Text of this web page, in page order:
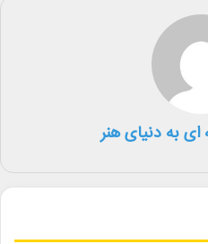
هنری با موضوع روزهای انقلاب،
است.
بخش نمایشگاهی «میدان ایران» تا ۲۸ بهمن‌ماه در نگارخانه‌های
خواهد بود و علاقه‌مندان
به دنیای هنر